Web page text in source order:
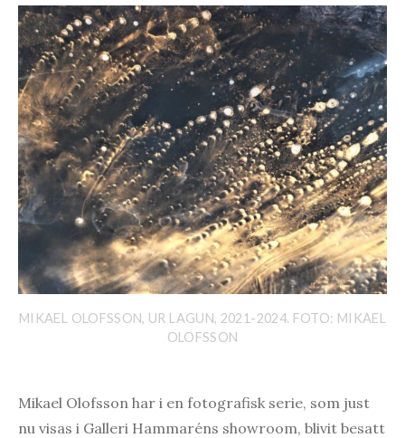
MIKAEL OLOFSSON, UR LAGUN, 2021-2024. FOTO: MIKAEL
OLOFSSON
Mikael Olofsson har i en fotografisk serie, som just
nu visas i Galleri Hammaréns showroom, blivit besatt